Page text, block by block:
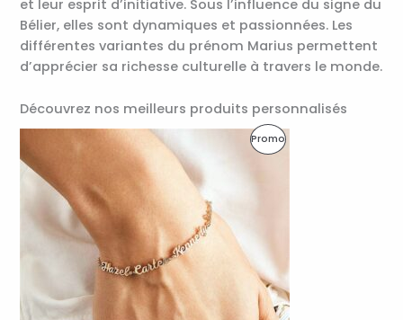
et leur esprit d’initiative. Sous l’influence du signe du
Bélier, elles sont dynamiques et passionnées. Les
différentes variantes du prénom Marius permettent
d’apprécier sa richesse culturelle à travers le monde.
Découvrez nos meilleurs produits personnalisés
PromoProduit
75,00€.
Le
prix
actuel